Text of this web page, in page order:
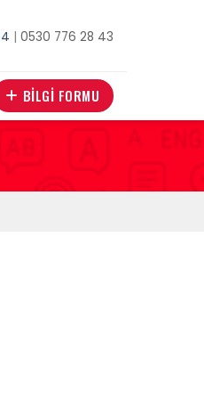
| 0530 776 28 43
BİLGİ FORMU